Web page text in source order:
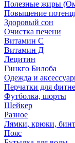
Полезные жиры
Повышение
Здоровый сон
Очистка печени
Витамин С
Витамин Д
Лецитин
Гинкго Билоба
Одежда и
Перчатки для
Футболка, шорты
Шейкер
Разное
Лямки, крюки,
Пояс